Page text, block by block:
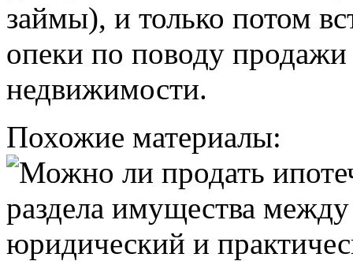
займы), и только потом
опеки по поводу продажи
недвижимости.
Похожие материалы: